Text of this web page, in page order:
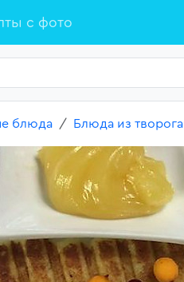
с фото
блюда Блюда из творога